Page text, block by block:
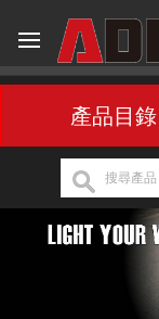
產品目錄